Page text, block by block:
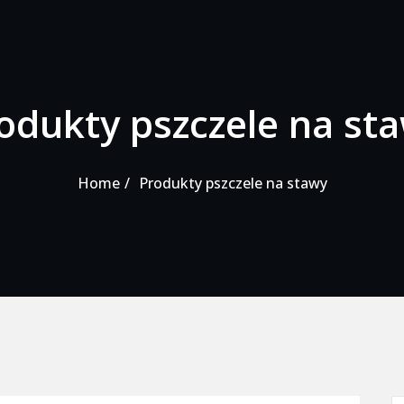
pszczele na
Home Produkty pszczele na stawy